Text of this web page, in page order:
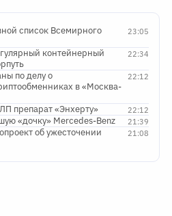
23:05
список Всемирного
22:34
контейнерный
22:12
по делу о
в «Москва-
22:12
препарат «Энхерту»
21:39
«дочку» Mercedes-Benz
21:08
об ужесточении